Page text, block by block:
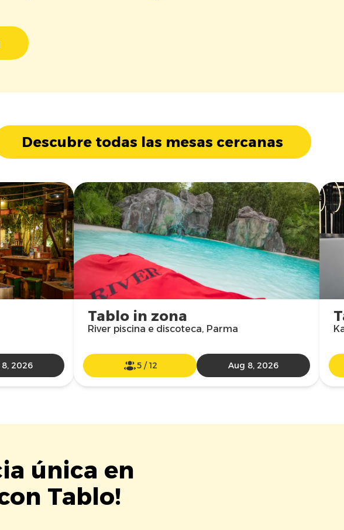
Descubre todas las mesas cercanas
2026
Tablo in zona
River piscina e discoteca, Parma
5/12 Aug 8, 2026
única en
Tablo!